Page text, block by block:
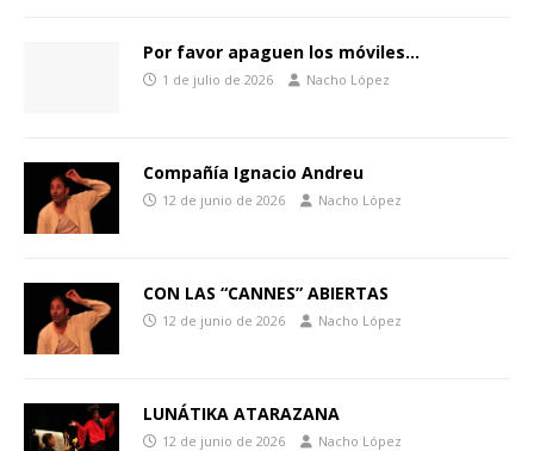
Por favor apaguen los móviles…
1 de julio de 2026 Nacho López
Compañía Ignacio Andreu
12 de junio de 2026 Nacho López
CON LAS “CANNES” ABIERTAS
12 de junio de 2026 Nacho López
LUNÁTIKA ATARAZANA
12 de junio de 2026 Nacho López